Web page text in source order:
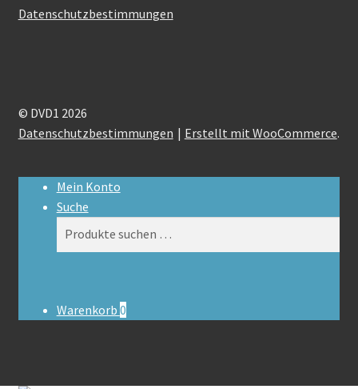
Datenschutzbestimmungen
© DVD1 2026
Datenschutzbestimmungen
Erstellt mit WooCommerce.
Mein Konto
Suche
Warenkorb 0